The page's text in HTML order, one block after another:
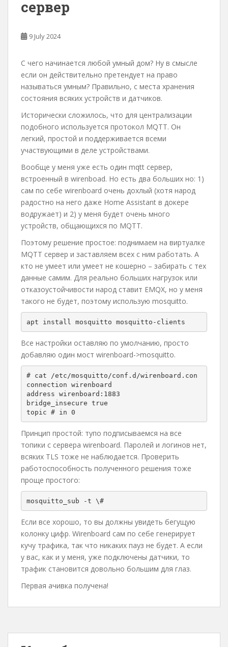
сервер
9 July 2024
С чего начинается любой умный дом? Ну в смысле
если он действительно претендует на право
называться умным? Правильно, с места хранения
состояния всяких устройств и датчиков.
Исторически сложилось, что для централизации
подобного используется протокол MQTT. Он
легкий, простой и поддерживается всеми
участвующими в деле устройствами.
Вообще у меня уже есть один mqtt сервер,
встроенный в wirenboad. Но есть два больших но: 1)
сам по себе wirenboard очень дохлый (хотя народ
радостно на него даже Home Assistant в докере
водружает) и 2) у меня будет очень много
устройств, общающихся по MQTT.
Поэтому решение простое: поднимаем на виртуалке
MQTT сервер и заставляем всех с ним работать. А
кто не умеет или умеет не кошерно – забирать с тех
данные самим. Для реально больших нагрузок или
отказоустойчивости народ ставит EMQX, но у меня
такого не будет, поэтому использую mosquitto.
apt install mosquitto mosquitto-clients
Все настройки оставляю по умолчанию, просто
добавляю один мост wirenboard->mosquitto.
# cat /etc/mosquitto/conf.d/wirenboard.con
connection wirenboard
address wirenboard:1883
bridge_insecure true
topic # in 0
Принцип простой: тупо подписываемся на все
топики с сервера wirenboard. Паролей и логинов нет,
всяких TLS тоже не наблюдается. Проверить
работоспособность полученного решения тоже
проще простого:
mosquitto_sub -t \#
Если все хорошо, то вы должны увидеть бегущую
колонку цифр. Wirenboard сам по себе генерирует
кучу трафика, так что никаких пауз не будет. А если
у вас, как и у меня, уже подключены датчики, то
трафик становится довольно большим для глаз.
Первая ачивка получена!